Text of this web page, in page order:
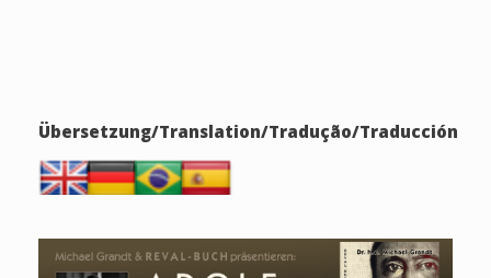
Übersetzung/Translation/Tradução/Traducción